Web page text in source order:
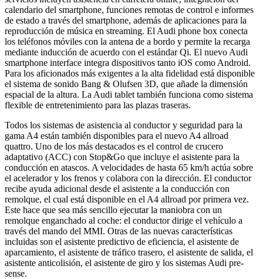
calendario del smartphone, funciones remotas de control e informes
de estado a través del smartphone, además de aplicaciones para la
reproducción de música en streaming. El Audi phone box conecta
los teléfonos móviles con la antena de a bordo y permite la recarga
mediante inducción de acuerdo con el estándar Qi. El nuevo Audi
smartphone interface integra dispositivos tanto iOS como Android.
Para los aficionados más exigentes a la alta fidelidad está disponible
el sistema de sonido Bang & Olufsen 3D, que añade la dimensión
espacial de la altura. La Audi tablet también funciona como sistema
flexible de entretenimiento para las plazas traseras.
Todos los sistemas de asistencia al conductor y seguridad para la
gama A4 están también disponibles para el nuevo A4 allroad
quattro. Uno de los más destacados es el control de crucero
adaptativo (ACC) con Stop&Go que incluye el asistente para la
conducción en atascos. A velocidades de hasta 65 km/h actúa sobre
el acelerador y los frenos y colabora con la dirección. El conductor
recibe ayuda adicional desde el asistente a la conducción con
remolque, el cual está disponible en el A4 allroad por primera vez.
Este hace que sea más sencillo ejecutar la maniobra con un
remolque enganchado al coche: el conductor dirige el vehículo a
través del mando del MMI. Otras de las nuevas características
incluidas son el asistente predictivo de eficiencia, el asistente de
aparcamiento, el asistente de tráfico trasero, el asistente de salida, el
asistente anticolisión, el asistente de giro y los sistemas Audi pre-
sense.